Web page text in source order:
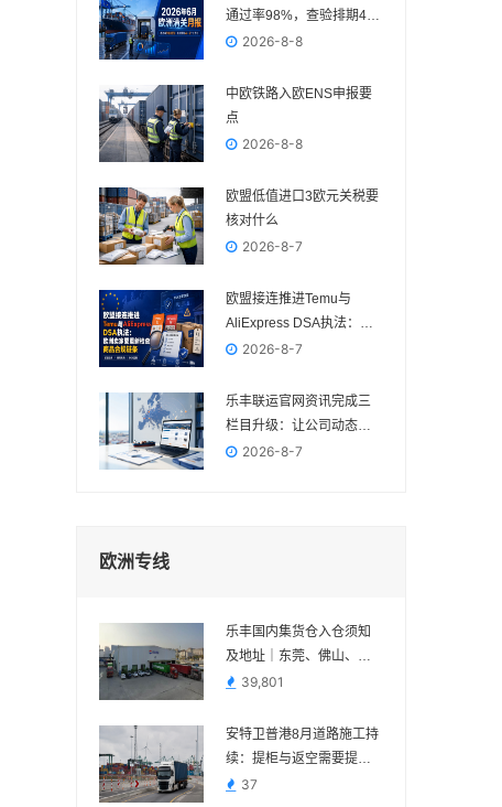
通过率98%，查验排期4—
5个工作日
2026-8-8
中欧铁路入欧ENS申报要
点
2026-8-8
欧盟低值进口3欧元关税要
核对什么
2026-8-7
欧盟接连推进Temu与
AliExpress DSA执法：欧
洲卖家要重新检查商品合
2026-8-7
乐丰联运官网资讯完成三
栏目升级：让公司动态、
电商政策与物流变化各归
2026-8-7
欧洲专线
乐丰国内集货仓入仓须知
及地址｜东莞、佛山、义
乌、苏州、宁波
39,801
安特卫普港8月道路施工持
续：提柜与返空需要提前
核对路线
37